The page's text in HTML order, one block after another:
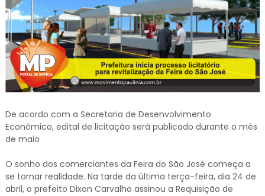
De acordo com a Secretaria de Desenvolvimento
Econômico, edital de licitação será publicado durante o mês
de maio
O sonho dos comerciantes da Feira do São José começa a
se tornar realidade. Na tarde da última terça-feira, dia 24 de
abril, o prefeito Dixon Carvalho assinou a Requisição de